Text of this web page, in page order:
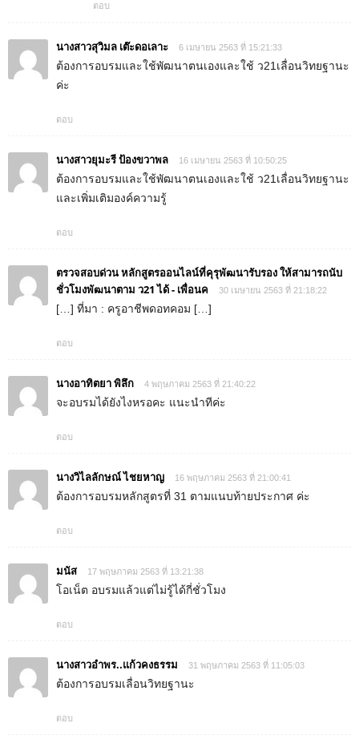
ตอบ
นางสาวสุวิมล เต๊ะดอเลาะ 6 เมษายน 2563 ที่ 15:21:33
ต้องการอบรมและใช้พัฒนาตนเองและใช้ ว21เลื่อนวิทยฐานะ
ค่ะ
ตอบ
นางสาวยุมะรี ป้องขวาพล 16 เมษายน 2563 ที่ 10:50:25
ต้องการอบรมและใช้พัฒนาตนเองและใช้ ว21เลื่อนวิทยฐานะ
และเพิ่มเติมองค์ความรู้
ตอบ
ตรวจสอบด่วน หลักสูตรออนไลน์ที่คุรุพัฒนารับรอง ให้สามารถนับ
ชั่วโมงพัฒนาตาม ว21 ได้ - เพื่อนค
30 เมษายน 2563 ที่ 21:18:22
[…] ที่มา : ครูอาชีพดอทคอม […]
ตอบ
นางอาทิตยา พิลึก 4 พฤษภาคม 2563 ที่ 21:40:22
จะอบรมได้ยังไงหรอคะ แนะนำทีค่ะ
ตอบ
นางวิไลลักษณ์ ไชยหาญ 16 พฤษภาคม 2563 ที่ 21:00:41
ต้องการอบรมหลักสูตรที่ 31 ตามแนบท้ายประกาศ ค่ะ
ตอบ
มนัส 17 พฤษภาคม 2563 ที่ 13:21:38
โอเน็ต อบรมแล้วแต่ไม่รู้ได้กี่ชั่วโมง
ตอบ
นางสาวอำพร..แก้วคงธรรม 31 พฤษภาคม 2563 ที่ 11:05:03
ต้องการอบรมเลื่อนวิทยฐานะ
ตอบ